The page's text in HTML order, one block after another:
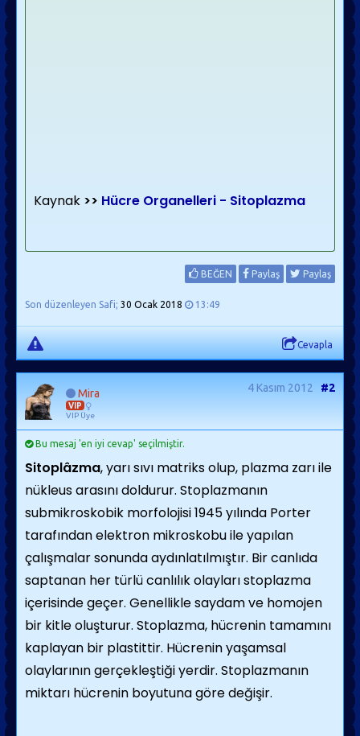
Kaynak >> Hücre Organelleri - Sitoplazma
BEĞEN Paylaş Paylaş
Son düzenleyen Safi; 30 Ocak 2018 13:49
Cevapla
Mira
VIP
VIP Üye
4 Kasım 2012 #2
Bu mesaj 'en iyi cevap' seçilmiştir.
Sitoplâzma, yarı sıvı matriks olup, plazma zarı ile
nükleus arasını doldurur. Stoplazmanın
submikroskobik morfolojisi 1945 yılında Porter
tarafından elektron mikroskobu ile yapılan
çalışmalar sonunda aydınlatılmıştır. Bir canlıda
saptanan her türlü canlılık olayları stoplazma
içerisinde geçer. Genellikle saydam ve homojen
bir kitle oluşturur. Stoplazma, hücrenin tamamını
kaplayan bir plastittir. Hücrenin yaşamsal
olaylarının gerçekleştiği yerdir. Stoplazmanın
miktarı hücrenin boyutuna göre değişir.